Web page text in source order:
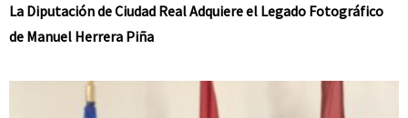
La Diputación de Ciudad Real Adquiere el Legado Fotográfico
de Manuel Herrera Piña